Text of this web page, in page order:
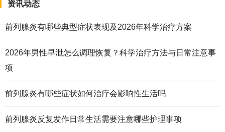
资讯动态
前列腺炎有哪些典型症状表现及2026年科学治疗方案
2026年男性早泄怎么调理恢复？科学治疗方法与日常注意事
项
前列腺炎有哪些症状如何治疗会影响性生活吗
前列腺炎反复发作日常生活需要注意哪些护理事项